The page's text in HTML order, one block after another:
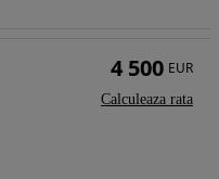
4 500 EUR
Calculeaza rata